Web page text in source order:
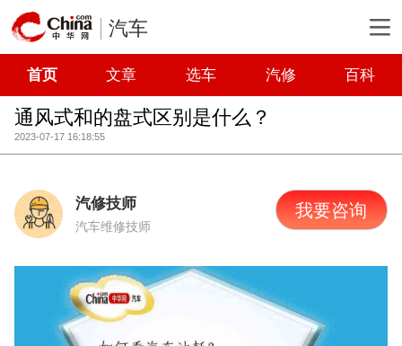
汽车
首页 文章 选车 汽修 百科
通风式和的盘式区别是什么？
2023-07-17 16:18:55
汽修技师
汽车维修技师
我要咨询